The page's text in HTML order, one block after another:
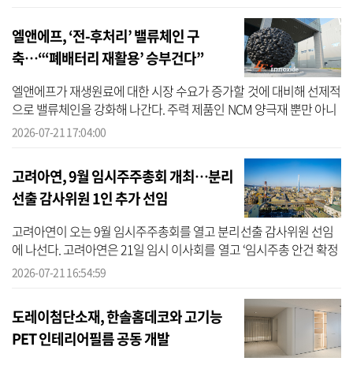
엘앤에프, ‘전-후처리’ 밸류체인 구
축…“‘폐배터리 재활용’ 승부건다”
엘앤에프가 재생원료에 대한 시장 수요가 증가할 것에 대비해 선제적
으로 밸류체인을 강화해 나간다. 주력 제품인 NCM 양극재 뿐만 아니
라 LFP 양극재에 대한 리사이클링 사업을 본격화한다. 엘앤에프는 리
2026-07-21 17:04:00
고려아연, 9월 임시주주총회 개최…분리
선출 감사위원 1인 추가 선임
고려아연이 오는 9월 임시주주총회를 열고 분리선출 감사위원 선임
에 나선다. 고려아연은 21일 임시 이사회를 열고 ‘임시주총 안건 확정
및 소집의 건’을 의결했다고 밝혔다. 오는 9월 9일 오전 10시 서울 용
2026-07-21 16:54:59
도레이첨단소재, 한솔홈데코와 고기능
PET 인테리어필름 공동 개발